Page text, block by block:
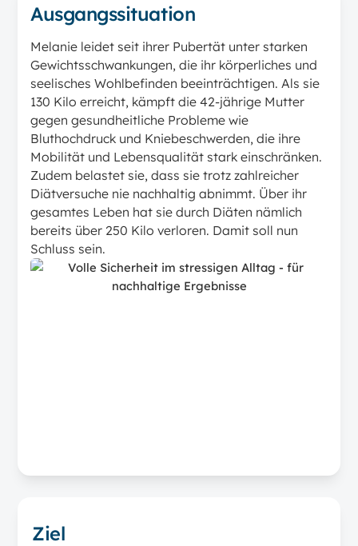
Ausgangssituation
Melanie leidet seit ihrer Pubertät unter starken
Gewichtsschwankungen, die ihr körperliches und
seelisches Wohlbefinden beeinträchtigen. Als sie
130 Kilo erreicht, kämpft die 42-jährige Mutter
gegen gesundheitliche Probleme wie
Bluthochdruck und Kniebeschwerden, die ihre
Mobilität und Lebensqualität stark einschränken.
Zudem belastet sie, dass sie trotz zahlreicher
Diätversuche nie nachhaltig abnimmt. Über ihr
gesamtes Leben hat sie durch Diäten nämlich
bereits über 250 Kilo verloren. Damit soll nun
Schluss sein.
Ziel